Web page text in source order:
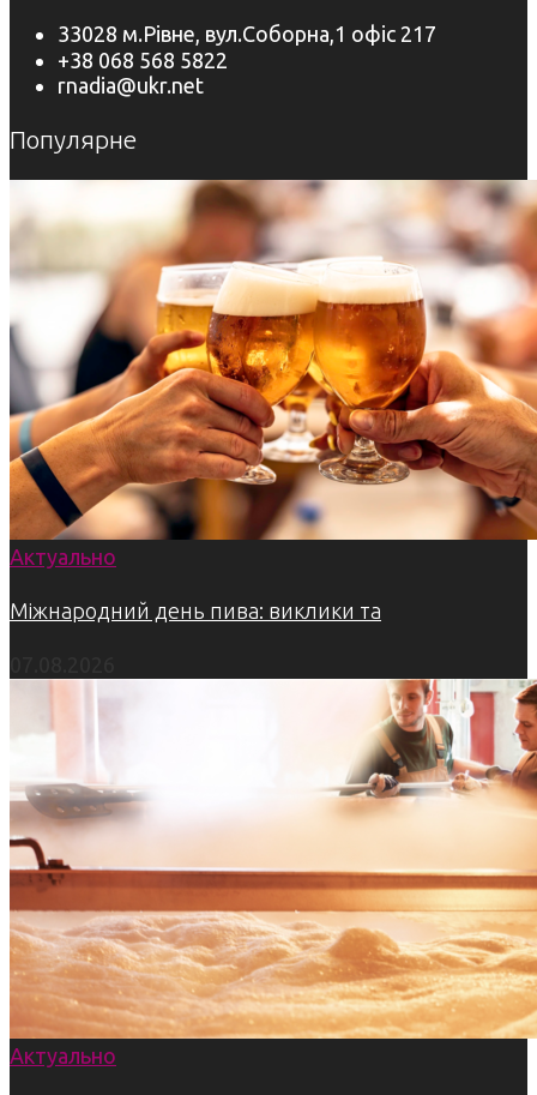
33028 м.Рівне, вул.Соборна,1 офіс 217
+38 068 568 5822
rnadia@ukr.net
Популярне
Актуально
Міжнародний день пива: виклики та
Актуально